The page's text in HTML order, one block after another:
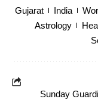
TAGGED: Bhilwara
GUJARAT GUARDIAN
Gujarat India
Astrology
Sunday